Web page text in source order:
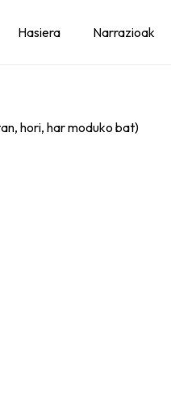
Hasiera Narrazioak
hori, har moduko bat)